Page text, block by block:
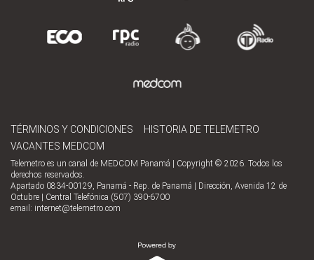
TÉRMINOS Y CONDICIONES
HISTORIA DE TELEMETRO
VACANTES MEDCOM
Telemetro es un canal de MEDCOM Panamá | Copyright © 2026. Todos los
derechos reservados.
Apartado 0834-00129, Panamá - Rep. de Panamá | Dirección, Avenida 12 de
Octubre | Central Telefónica (507) 390-6700
email: internet@telemetro.com